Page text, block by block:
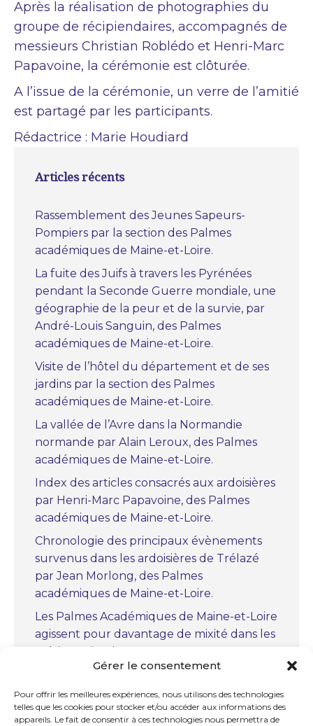
Gérer le consentement
Pour offrir les meilleures expériences, nous utilisons des technologies
telles que les cookies pour stocker et/ou accéder aux informations des
appareils. Le fait de consentir à ces technologies nous permettra de
Après la réalisation de photographies du
groupe de récipiendaires, accompagnés de
messieurs Christian Roblédo et Henri-Marc
Papavoine, la cérémonie est clôturée.
A l’issue de la cérémonie, un verre de l’amitié
est partagé par les participants.
Rédactrice : Marie Houdiard
Articles récents
Rassemblement des Jeunes Sapeurs-
Pompiers par la section des Palmes
académiques de Maine-et-Loire.
La fuite des Juifs à travers les Pyrénées
pendant la Seconde Guerre mondiale, une
géographie de la peur et de la survie, par
André-Louis Sanguin, des Palmes
académiques de Maine-et-Loire.
Visite de l’hôtel du département et de ses
jardins par la section des Palmes
académiques de Maine-et-Loire.
La vallée de l’Avre dans la Normandie
normande par Alain Leroux, des Palmes
académiques de Maine-et-Loire.
Index des articles consacrés aux ardoisières
par Henri-Marc Papavoine, des Palmes
académiques de Maine-et-Loire.
Chronologie des principaux évènements
survenus dans les ardoisières de Trélazé
par Jean Morlong, des Palmes
académiques de Maine-et-Loire.
Les Palmes Académiques de Maine-et-Loire
agissent pour davantage de mixité dans les
métiers scientifiques.
Marc Bourcerie, des Palmes académiques
de Maine-et-Loire.